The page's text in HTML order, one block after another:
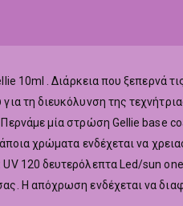
10ml . Διάρκεια που
τη διευκόλυνση της
μία στρώση Gellie base
χρώματα ενδέχεται να
UV 120 δευτερόλεπτα Led/sun
Η απόχρωση ενδέχεται να